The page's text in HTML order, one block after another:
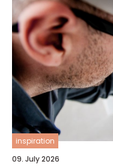
inspiration
09. July 2026